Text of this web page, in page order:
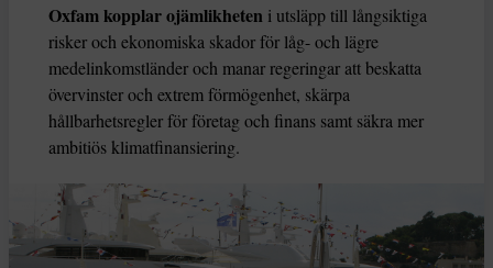
Oxfam kopplar ojämlikheten i utsläpp till långsiktiga
risker och ekonomiska skador för låg- och lägre
medelinkomstländer och manar regeringar att beskatta
övervinster och extrem förmögenhet, skärpa
hållbarhetsregler för företag och finans samt säkra mer
ambitiös klimatfinansiering.